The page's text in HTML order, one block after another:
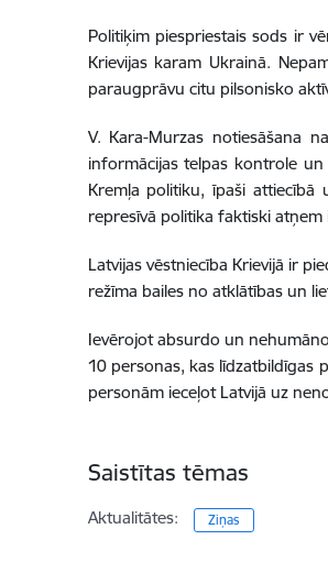
Politiķim piespriestais sods ir
Krievijas karam Ukrainā.
paraugprāvu citu pilsonisko
V. Kara-Murzas notiesāšana
informācijas telpas kontrole
Kremļa politiku, īpaši
represīvā politika faktiski
Latvijas vēstniecība Krievijā ir
režīma bailes no atklātības un
Ievērojot absurdo un
10 personas, kas līdzatbildīgas
personām ieceļot Latvijā uz
Saistītas tēmas
Aktualitātes: Ziņas